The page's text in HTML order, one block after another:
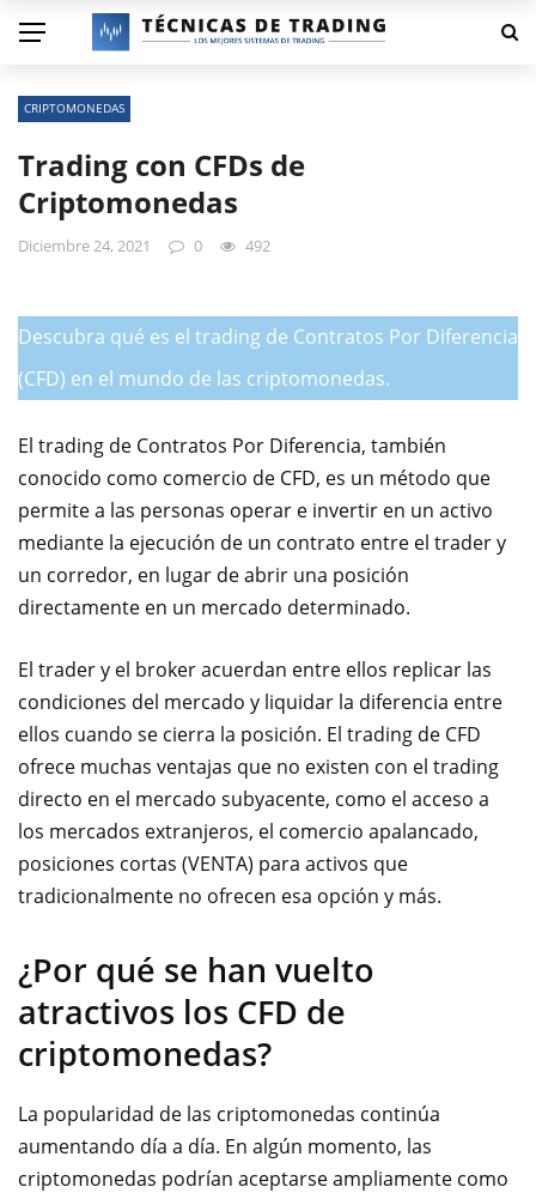
CRIPTOMONEDAS
Trading con CFDs de
Criptomonedas
Diciembre 24, 2021 0 492
Descubra qué es el trading de Contratos Por Diferencia
(CFD) en el mundo de las criptomonedas.
El trading de Contratos Por Diferencia, también
conocido como comercio de CFD, es un método que
permite a las personas operar e invertir en un activo
mediante la ejecución de un contrato entre el trader y
un corredor, en lugar de abrir una posición
directamente en un mercado determinado.
El trader y el broker acuerdan entre ellos replicar las
condiciones del mercado y liquidar la diferencia entre
ellos cuando se cierra la posición. El trading de CFD
ofrece muchas ventajas que no existen con el trading
directo en el mercado subyacente, como el acceso a
los mercados extranjeros, el comercio apalancado,
posiciones cortas (VENTA) para activos que
tradicionalmente no ofrecen esa opción y más.
¿Por qué se han vuelto
atractivos los CFD de
criptomonedas?
La popularidad de las criptomonedas continúa
aumentando día a día. En algún momento, las
criptomonedas podrían aceptarse ampliamente como